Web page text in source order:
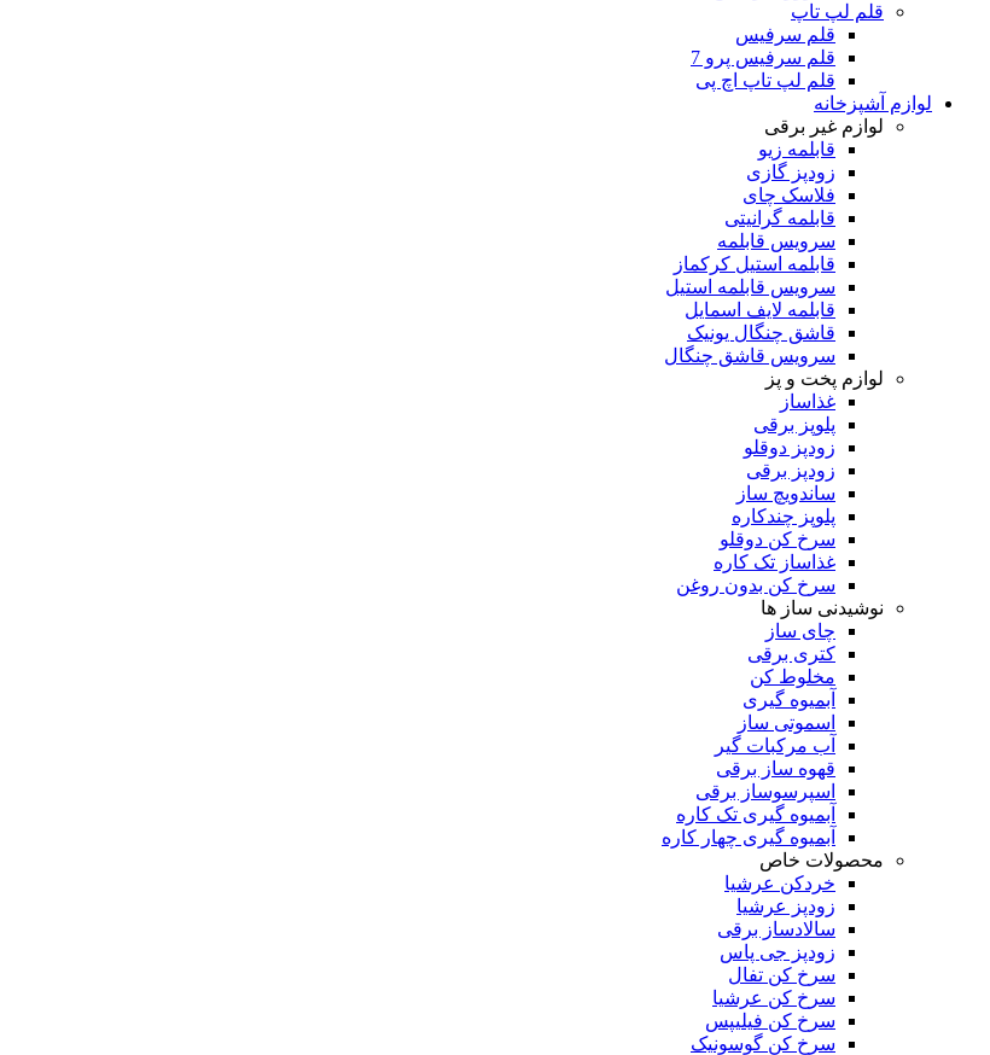
قلم لپ تاپ
قلم سرفیس
قلم سرفیس پرو 7
قلم لپ تاپ اچ پی
لوازم آشپزخانه
لوازم غیر برقی
قابلمه زیو
زودپز گازی
فلاسک چای
قابلمه گرانیتی
سرویس قابلمه
قابلمه استیل کرکماز
سرویس قابلمه استیل
قابلمه لایف اسمایل
قاشق چنگال یونیک
سرویس قاشق چنگال
لوازم پخت و پز
غذاساز
پلوپز برقی
زودپز دوقلو
زودپز برقی
ساندویچ ساز
پلوپز چندکاره
سرخ کن دوقلو
غذاساز تک کاره
سرخ کن بدون روغن
نوشیدنی ساز ها
چای ساز
کتری برقی
مخلوط کن
آبمیوه گیری
اسموتی ساز
آب مرکبات گیر
قهوه ساز برقی
اسپرسوساز برقی
آبمیوه گیری تک کاره
آبمیوه گیری چهار کاره
محصولات خاص
خردکن عرشیا
زودپز عرشیا
سالادساز برقی
زودپز جی پاس
سرخ کن تفال
سرخ کن عرشیا
سرخ کن فیلیپس
سرخ کن گوسونیک